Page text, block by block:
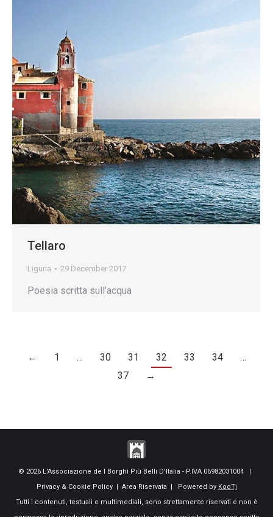
Tellaro
Liguria 29 December 2017
Poesia scritta sull’acqua
← 1 … 30 31 32 33 34
…
37
→
© 2026 L'Associazione de I Borghi Più Belli D'Italia - P.IVA 06982031004 |
Privacy & Cookie Policy| Area Riservata | Powered by KooTj
Tutti i contenuti, testuali e multimediali, sono strettamente riservati e non è